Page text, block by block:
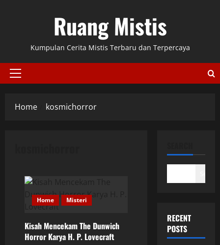
Ruang Mistis
Kumpulan Cerita Mistis Terbaru dan Terpercaya
Primary
Home kosmichorror
Home Misteri
Kisah Mencekam The Dunwich
Horror Karya H. P. Lovecraft
RECENT
POSTS